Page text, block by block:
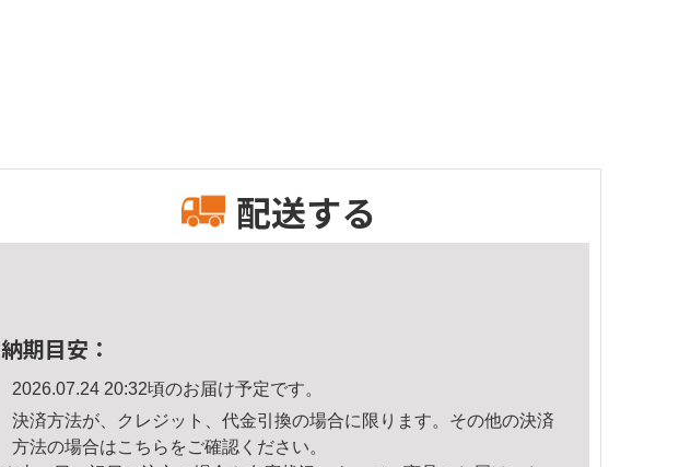
配送する
納期目安：
2026.07.24 20:32頃のお届け予定です。
決済方法が、クレジット、代金引換の場合に限ります。その他の決済
方法の場合はこちら をご確認ください。